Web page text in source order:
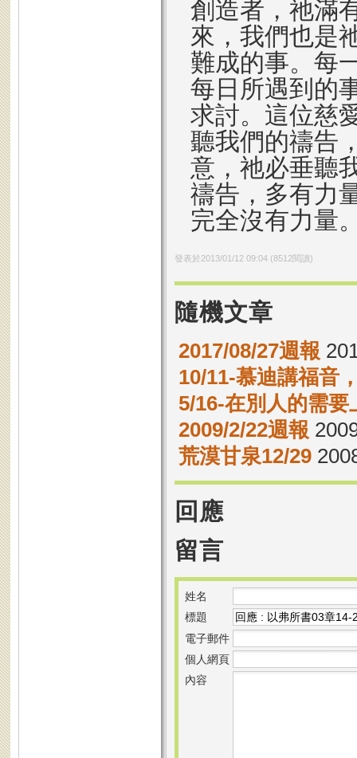
創造者，祂滿
來，我們也是
難成的事。每
每日所遇到的
求討。這位慈
聽我們的禱告
意，祂必垂聽
禱告，多有力
完全沒有力量
發表於2013/01/12 09:04(8512 閱讀)
隨機文章
2017/08/27週報
10/11-慕迪講福音
5/16-在別人的需
2009/2/22週報
荒漠甘泉12/29
回應
留言
姓名
標題
電子郵件
個人網頁
內容